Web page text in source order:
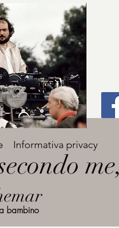
delle font preferite dai
da leggere, viene
e paragrafi.
Informativa privacy
bambino